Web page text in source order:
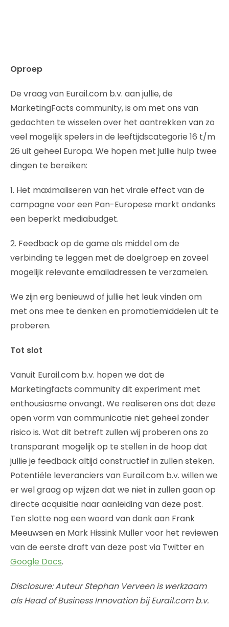
Oproep
De vraag van Eurail.com b.v. aan jullie, de
MarketingFacts community, is om met ons van
gedachten te wisselen over het aantrekken van zo
veel mogelijk spelers in de leeftijdscategorie 16 t/m
26 uit geheel Europa. We hopen met jullie hulp twee
dingen te bereiken:
1. Het maximaliseren van het virale effect van de
campagne voor een Pan-Europese markt ondanks
een beperkt mediabudget.
2. Feedback op de game als middel om de
verbinding te leggen met de doelgroep en zoveel
mogelijk relevante emailadressen te verzamelen.
We zijn erg benieuwd of jullie het leuk vinden om
met ons mee te denken en promotiemiddelen uit te
proberen.
Tot slot
Vanuit Eurail.com b.v. hopen we dat de
Marketingfacts community dit experiment met
enthousiasme onvangt. We realiseren ons dat deze
open vorm van communicatie niet geheel zonder
risico is. Wat dit betreft zullen wij proberen ons zo
transparant mogelijk op te stellen in de hoop dat
jullie je feedback altijd constructief in zullen steken.
Potentiële leveranciers van Eurail.com b.v. willen we
er wel graag op wijzen dat we niet in zullen gaan op
directe acquisitie naar aanleiding van deze post.
Ten slotte nog een woord van dank aan Frank
Meeuwsen en Mark Hissink Muller voor het reviewen
van de eerste draft van deze post via Twitter en
Google Docs.
Disclosure: Auteur Stephan Verveen is werkzaam
als Head of Business Innovation bij Eurail.com b.v.